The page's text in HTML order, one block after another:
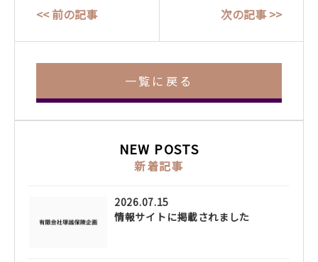
<< 前の記事 次の記事 >>
一覧に戻る
NEW POSTS
新着記事
2026.07.15
情報サイトに掲載されました